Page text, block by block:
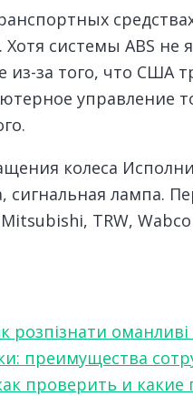
системы ABS
за того, что США
управление
колеса
лампа.
TRW, Wabco
розпізнати
преимущества
проверить и